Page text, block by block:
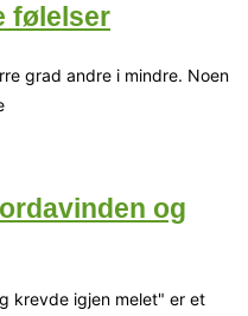
følelser
grad andre i mindre. Noen
og
krevde igjen melet" er et